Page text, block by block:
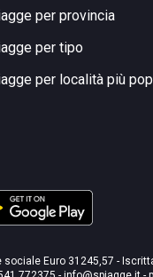
per provincia
per tipo
per località più
sociale Euro 31245,57 -